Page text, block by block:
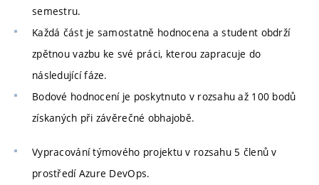
semestru.
Každá část je samostatně hodnocena a student obdrží
zpětnou vazbu ke své práci, kterou zapracuje do
následující fáze.
Bodové hodnocení je poskytnuto v rozsahu až 100 bodů
získaných při závěrečné obhajobě.
Vypracování týmového projektu v rozsahu 5 členů v
prostředí Azure DevOps.